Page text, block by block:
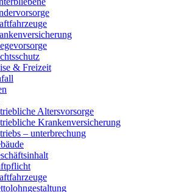
& Freizeit
Altersvorsorge
Krankenversicherung
– unterbrechung